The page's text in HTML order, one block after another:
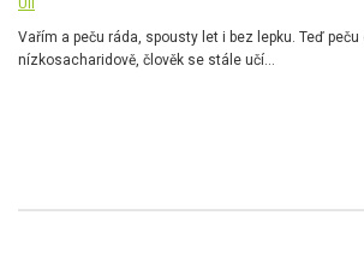
Vařím a peču ráda, spousty let i bez lepku. Teď peču
nízkosacharidově, člověk se stále učí...